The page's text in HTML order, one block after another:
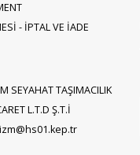
- İPTAL VE İADE
SEYAHAT TAŞIMACILIK
L.T.D Ş.T.İ